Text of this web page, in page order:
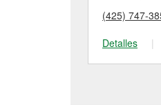
(425) 747-
Detalles
|